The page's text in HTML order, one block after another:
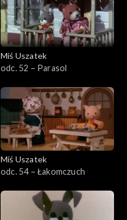
Miś Uszatek
odc. 52 – Parasol
Miś Uszatek
odc. 54 – Łakomczuch